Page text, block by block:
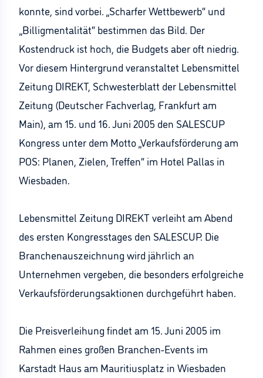
konnte, sind vorbei. „Scharfer Wettbewerb“ und
„Billigmentalität“ bestimmen das Bild. Der
Kostendruck ist hoch, die Budgets aber oft niedrig.
Vor diesem Hintergrund veranstaltet Lebensmittel
Zeitung DIREKT, Schwesterblatt der Lebensmittel
Zeitung (Deutscher Fachverlag, Frankfurt am
Main), am 15. und 16. Juni 2005 den SALESCUP
Kongress unter dem Motto „Verkaufsförderung am
POS: Planen, Zielen, Treffen“ im Hotel Pallas in
Wiesbaden.
Lebensmittel Zeitung DIREKT verleiht am Abend
des ersten Kongresstages den SALESCUP. Die
Branchenauszeichnung wird jährlich an
Unternehmen vergeben, die besonders erfolgreiche
Verkaufsförderungsaktionen durchgeführt haben.
Die Preisverleihung findet am 15. Juni 2005 im
Rahmen eines großen Branchen-Events im
Karstadt Haus am Mauritiusplatz in Wiesbaden